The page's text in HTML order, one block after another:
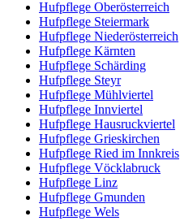
Hufpflege Oberösterreich
Hufpflege Steiermark
Hufpflege Niederösterreich
Hufpflege Kärnten
Hufpflege Schärding
Hufpflege Steyr
Hufpflege Mühlviertel
Hufpflege Innviertel
Hufpflege Hausruckviertel
Hufpflege Grieskirchen
Hufpflege Ried im Innkreis
Hufpflege Vöcklabruck
Hufpflege Linz
Hufpflege Gmunden
Hufpflege Wels